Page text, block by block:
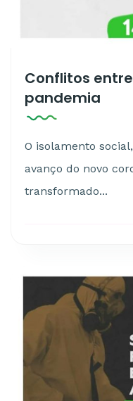
Conflitos
pandemia
O isolamento
avanço do novo
transformado...